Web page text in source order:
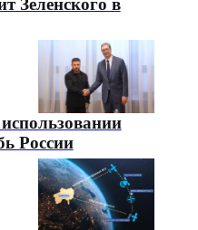
Зеленского в
России